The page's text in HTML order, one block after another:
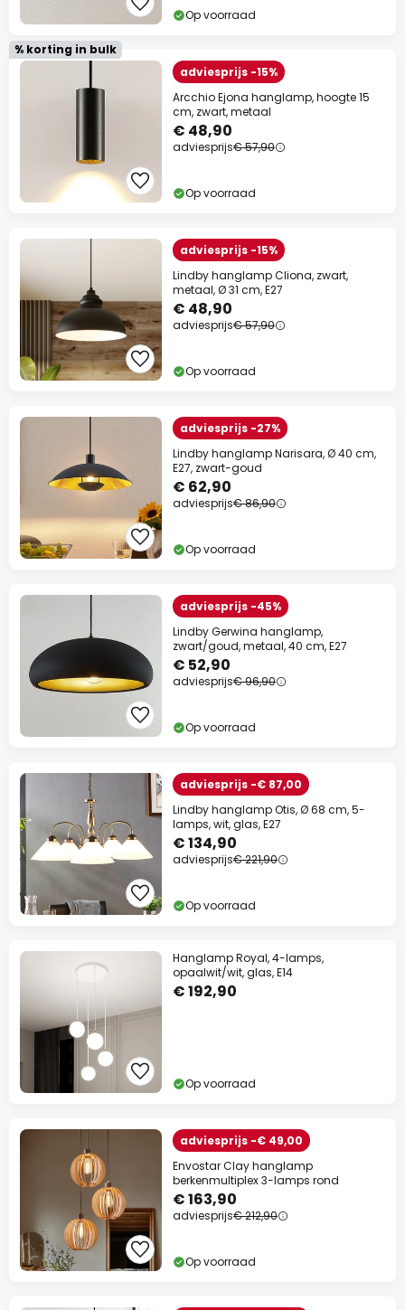
Op voorraad
% korting in bulk
adviesprijs -15%
Arcchio Ejona hanglamp, hoogte 15
cm, zwart, metaal
€ 48,90
adviesprijs€ 57,90
Op voorraad
adviesprijs -15%
Lindby hanglamp Cliona, zwart,
metaal, Ø 31 cm, E27
€ 48,90
adviesprijs€ 57,90
Op voorraad
adviesprijs -27%
Lindby hanglamp Narisara, Ø 40 cm,
E27, zwart-goud
€ 62,90
adviesprijs€ 86,90
Op voorraad
adviesprijs -45%
Lindby Gerwina hanglamp,
zwart/goud, metaal, 40 cm, E27
€ 52,90
adviesprijs€ 96,90
Op voorraad
adviesprijs -€ 87,00
Lindby hanglamp Otis, Ø 68 cm, 5-
lamps, wit, glas, E27
€ 134,90
adviesprijs€ 221,90
Op voorraad
Hanglamp Royal, 4-lamps,
opaalwit/wit, glas, E14
€ 192,90
Op voorraad
adviesprijs -€ 49,00
Envostar Clay hanglamp
berkenmultiplex 3-lamps rond
€ 163,90
adviesprijs€ 212,90
Op voorraad